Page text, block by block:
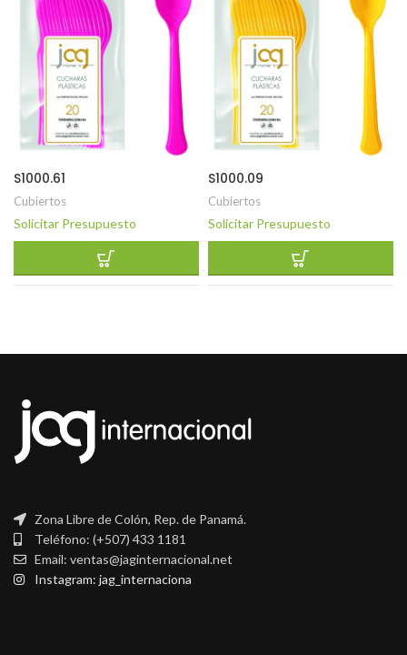
S1000.61
Cubiertos
Solicitar Presupuesto
S1000.09
Cubiertos
Solicitar Presupuesto
Zona Libre de Colón, Rep. de Panamá.
Teléfono: (+507) 433 1181
Email: ventas@jaginternacional.net
Instagram: jag_internaciona